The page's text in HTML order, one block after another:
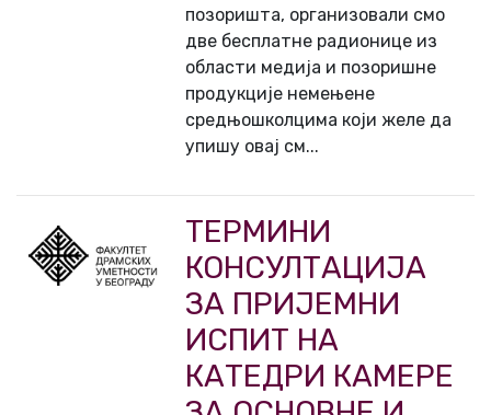
позоришта, организовали смо
две бесплатне радионице из
области медија и позоришне
продукције немењене
средњошколцима који желе да
упишу овај см...
ТЕРМИНИ
КОНСУЛТАЦИЈА
ЗА ПРИЈЕМНИ
ИСПИТ НА
КАТЕДРИ КАМЕРЕ